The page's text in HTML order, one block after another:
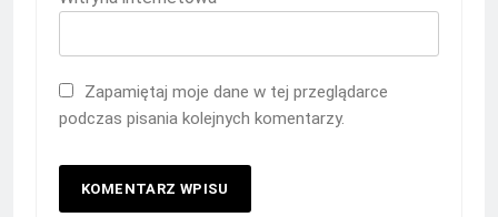
Zapamiętaj moje dane w tej przeglądarce
podczas pisania kolejnych komentarzy.